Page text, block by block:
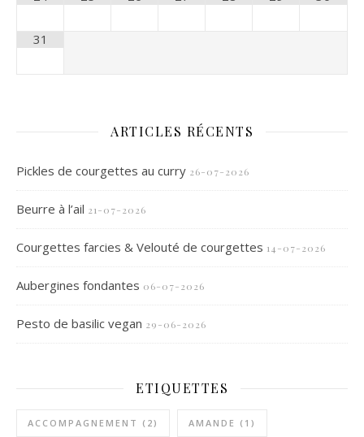
31
ARTICLES RÉCENTS
Pickles de courgettes au curry 26-07-2026
Beurre à l’ail 21-07-2026
Courgettes farcies & Velouté de courgettes 14-07-2026
Aubergines fondantes 06-07-2026
Pesto de basilic vegan 29-06-2026
ETIQUETTES
ACCOMPAGNEMENT (2) AMANDE (1)